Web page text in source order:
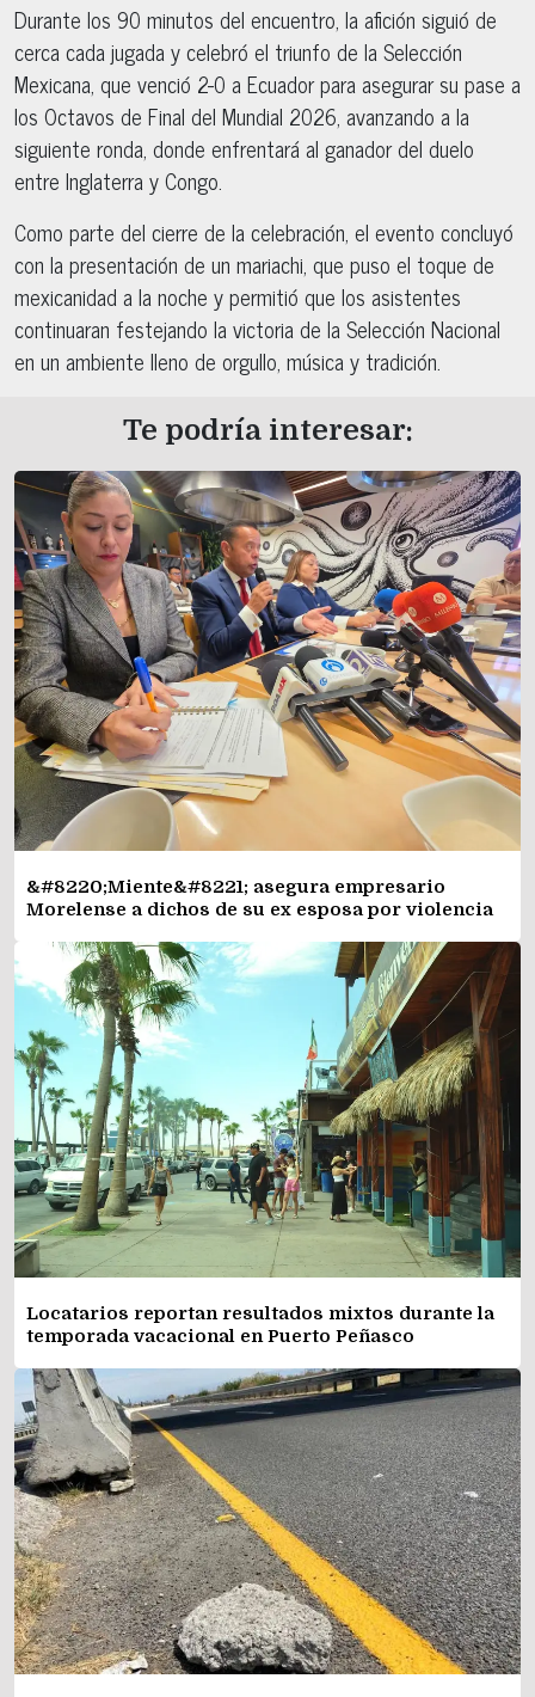
Durante los 90 minutos del encuentro, la afición siguió de
cerca cada jugada y celebró el triunfo de la Selección
Mexicana, que venció 2-0 a Ecuador para asegurar su pase a
los Octavos de Final del Mundial 2026, avanzando a la
siguiente ronda, donde enfrentará al ganador del duelo
entre Inglaterra y Congo.
Como parte del cierre de la celebración, el evento concluyó
con la presentación de un mariachi, que puso el toque de
mexicanidad a la noche y permitió que los asistentes
continuaran festejando la victoria de la Selección Nacional
en un ambiente lleno de orgullo, música y tradición.
Te podría interesar:
&#8220;Miente&#8221; asegura empresario
Morelense a dichos de su ex esposa por violencia
Locatarios reportan resultados mixtos durante la
temporada vacacional en Puerto Peñasco